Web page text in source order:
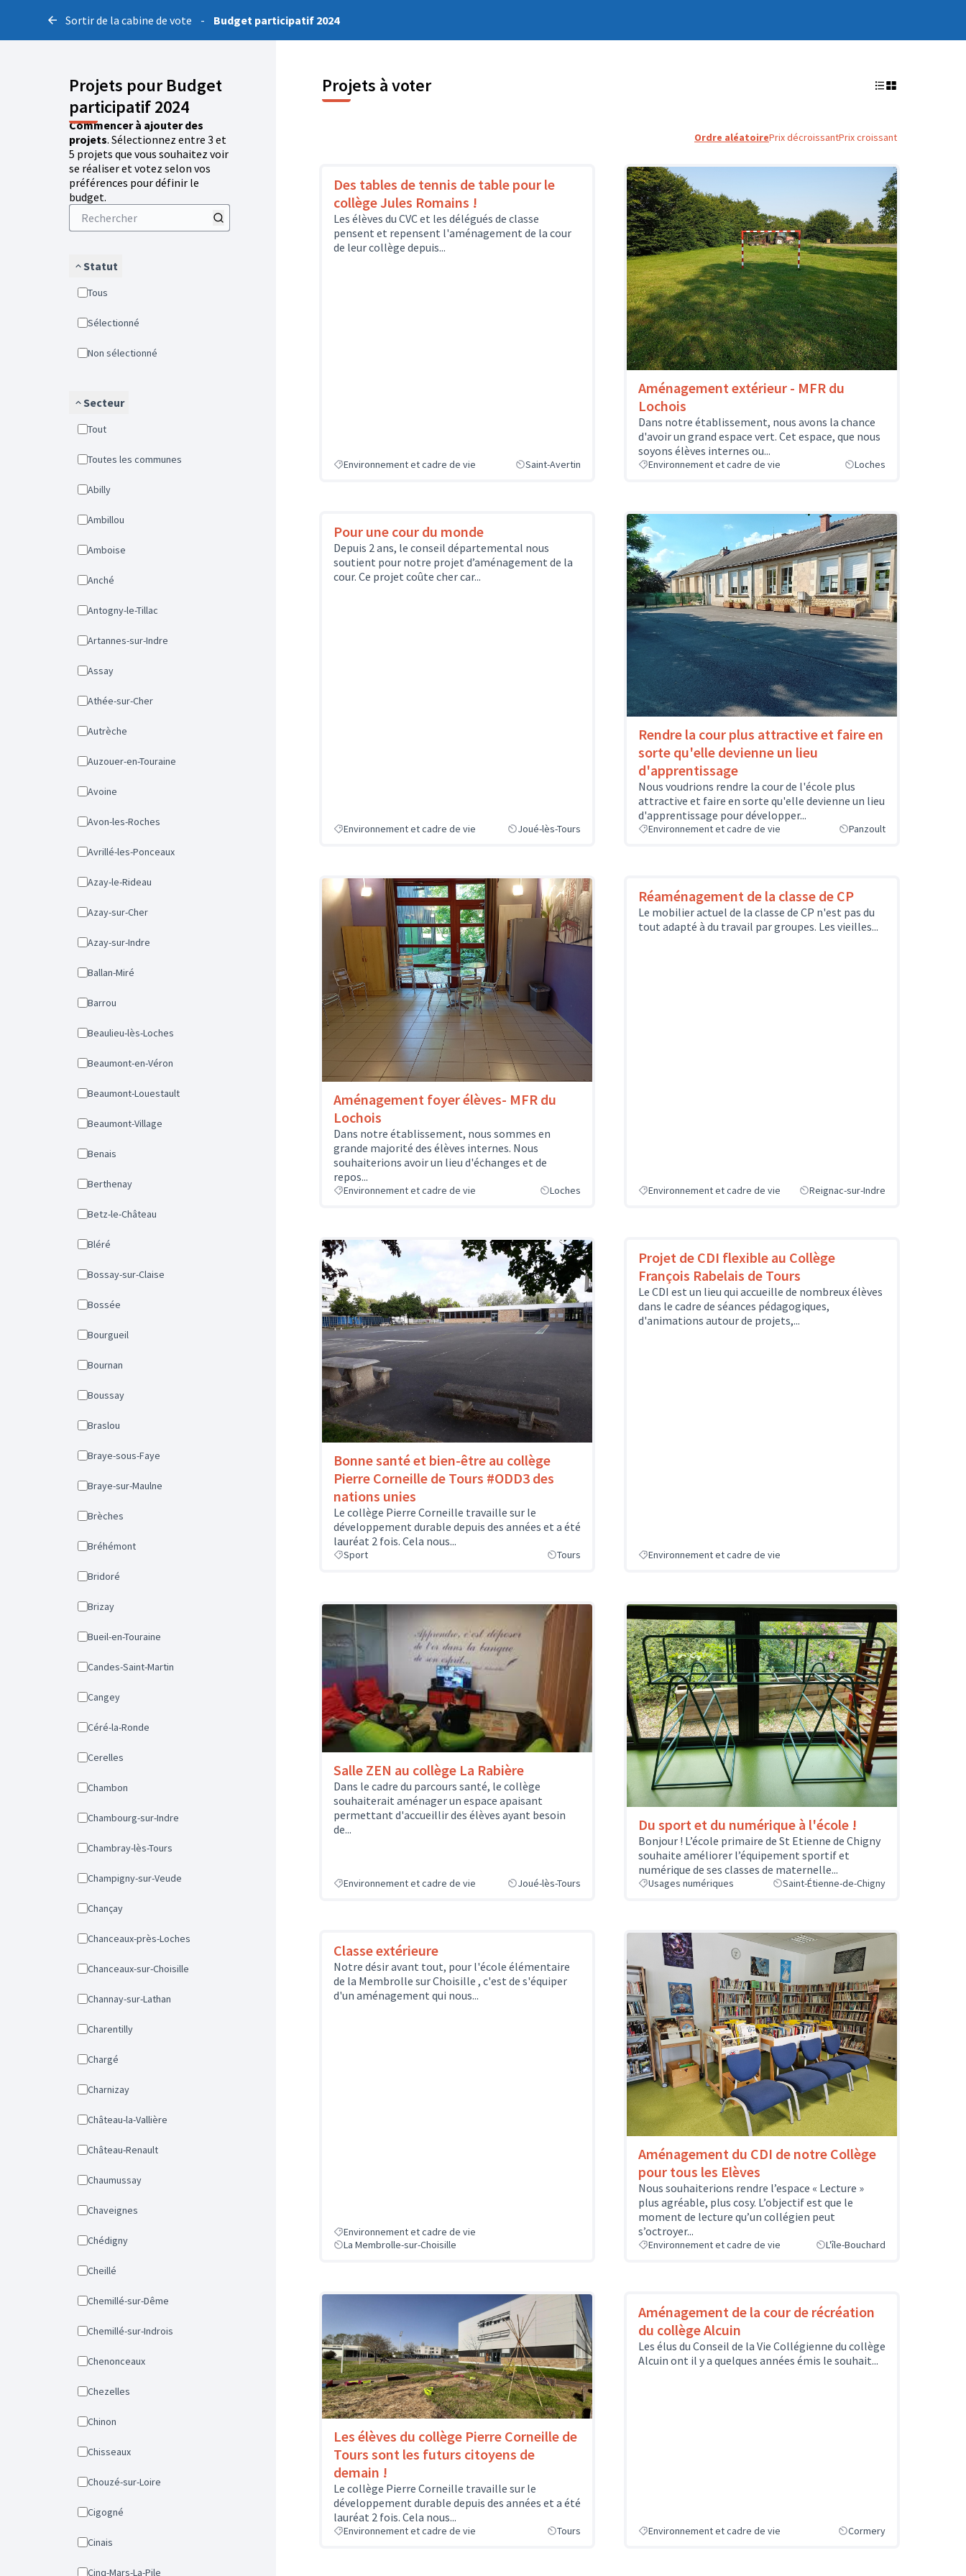
Sortir de la cabine de vote - Budget participatif 2024
Projets pour Budget
participatif 2024
Commencer à ajouter des
projets. Sélectionnez entre 3 et
5 projets que vous souhaitez voir
se réaliser et votez selon vos
préférences pour définir le
budget.
Statut
Tous
Sélectionné
Non sélectionné
Secteur
Tout
Toutes les communes
Abilly
Ambillou
Amboise
Anché
Antogny-le-Tillac
Artannes-sur-Indre
Assay
Athée-sur-Cher
Autrèche
Auzouer-en-Touraine
Avoine
Avon-les-Roches
Avrillé-les-Ponceaux
Azay-le-Rideau
Azay-sur-Cher
Azay-sur-Indre
Ballan-Miré
Barrou
Beaulieu-lès-Loches
Beaumont-en-Véron
Beaumont-Louestault
Beaumont-Village
Benais
Berthenay
Betz-le-Château
Bléré
Bossay-sur-Claise
Bossée
Bourgueil
Bournan
Boussay
Braslou
Braye-sous-Faye
Braye-sur-Maulne
Brèches
Bréhémont
Bridoré
Brizay
Bueil-en-Touraine
Candes-Saint-Martin
Cangey
Céré-la-Ronde
Cerelles
Chambon
Chambourg-sur-Indre
Chambray-lès-Tours
Champigny-sur-Veude
Chançay
Chanceaux-près-Loches
Chanceaux-sur-Choisille
Channay-sur-Lathan
Charentilly
Chargé
Charnizay
Château-la-Vallière
Château-Renault
Chaumussay
Chaveignes
Chédigny
Cheillé
Chemillé-sur-Dême
Chemillé-sur-Indrois
Chenonceaux
Chezelles
Chinon
Chisseaux
Chouzé-sur-Loire
Cigogné
Cinais
Cinq-Mars-La-Pile
Projets à voter
Ordre aléatoirePrix décroissantPrix croissant
Des tables de tennis de table pour le
collège Jules Romains !
Les élèves du CVC et les délégués de classe
pensent et repensent l'aménagement de la cour
de leur collège depuis...
Environnement et cadre de vie Saint-Avertin
Aménagement extérieur - MFR du
Lochois
Dans notre établissement, nous avons la chance
d'avoir un grand espace vert. Cet espace, que nous
soyons élèves internes ou...
Environnement et cadre de vie Loches
Pour une cour du monde
Depuis 2 ans, le conseil départemental nous
soutient pour notre projet d’aménagement de la
cour. Ce projet coûte cher car...
Environnement et cadre de vie Joué-lès-Tours
Rendre la cour plus attractive et faire en
sorte qu'elle devienne un lieu
d'apprentissage
Nous voudrions rendre la cour de l'école plus
attractive et faire en sorte qu'elle devienne un lieu
d'apprentissage pour développer...
Environnement et cadre de vie Panzoult
Aménagement foyer élèves- MFR du
Lochois
Dans notre établissement, nous sommes en
grande majorité des élèves internes. Nous
souhaiterions avoir un lieu d'échanges et de
repos...
Environnement et cadre de vie Loches
Réaménagement de la classe de CP
Le mobilier actuel de la classe de CP n'est pas du
tout adapté à du travail par groupes. Les vieilles...
Environnement et cadre de vie Reignac-sur-Indre
Bonne santé et bien-être au collège
Pierre Corneille de Tours #ODD3 des
nations unies
Le collège Pierre Corneille travaille sur le
développement durable depuis des années et a été
lauréat 2 fois. Cela nous...
Sport Tours
Projet de CDI flexible au Collège
François Rabelais de Tours
Le CDI est un lieu qui accueille de nombreux élèves
dans le cadre de séances pédagogiques,
d'animations autour de projets,...
Environnement et cadre de vie
Salle ZEN au collège La Rabière
Dans le cadre du parcours santé, le collège
souhaiterait aménager un espace apaisant
permettant d'accueillir des élèves ayant besoin
de...
Environnement et cadre de vie Joué-lès-Tours
Du sport et du numérique à l'école !
Bonjour ! L’école primaire de St Etienne de Chigny
souhaite améliorer l’équipement sportif et
numérique de ses classes de maternelle...
Usages numériques Saint-Étienne-de-Chigny
Classe extérieure
Notre désir avant tout, pour l'école élémentaire
de la Membrolle sur Choisille , c'est de s'équiper
d'un aménagement qui nous...
Environnement et cadre de vie
La Membrolle-sur-Choisille
Aménagement du CDI de notre Collège
pour tous les Elèves
Nous souhaiterions rendre l’espace « Lecture »
plus agréable, plus cosy. L’objectif est que le
moment de lecture qu’un collégien peut
s’octroyer...
Environnement et cadre de vie L'île-Bouchard
Les élèves du collège Pierre Corneille de
Tours sont les futurs citoyens de
demain !
Le collège Pierre Corneille travaille sur le
développement durable depuis des années et a été
lauréat 2 fois. Cela nous...
Environnement et cadre de vie Tours
Aménagement de la cour de récréation
du collège Alcuin
Les élus du Conseil de la Vie Collégienne du collège
Alcuin ont il y a quelques années émis le souhait...
Environnement et cadre de vie Cormery